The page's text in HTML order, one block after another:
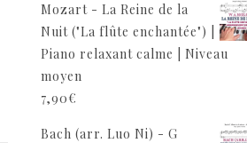
Mozart - La Reine de la
Nuit ("La flûte enchantée") |
Piano relaxant calme | Niveau
moyen
7,90€
Bach (arr. Luo Ni) - G